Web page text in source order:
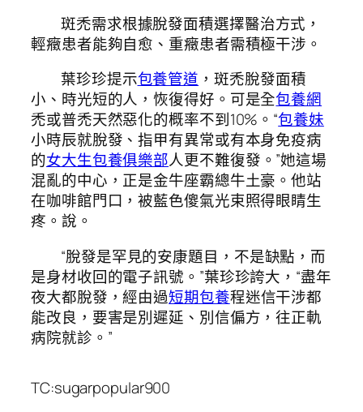
斑禿需求根據脫發面積選擇醫治方式，
輕癥患者能夠自愈、重癥患者需積極干涉。
葉珍珍提示包養管道 ，斑禿脫發面積
小、時光短的人，恢復得好。可是全包養網
禿或普禿天然惡化的概率不到10%。“包養妹
小時辰就脫發、指甲有異常或有本身免疫病
的女大生包養俱樂部人更不難復發。”她這場
混亂的中心，正是金牛座霸總牛土豪。他站
在咖啡館門口，被藍色傻氣光束照得眼睛生
疼。說。
“脫發是罕見的安康題目，不是缺點，而
是身材收回的電子訊號。”葉珍珍誇大，“盡年
夜大都脫發，經由過短期包養程迷信干涉都
能改良，要害是別遲延、別信偏方，往正軌
病院就診。”
TC:sugarpopular900